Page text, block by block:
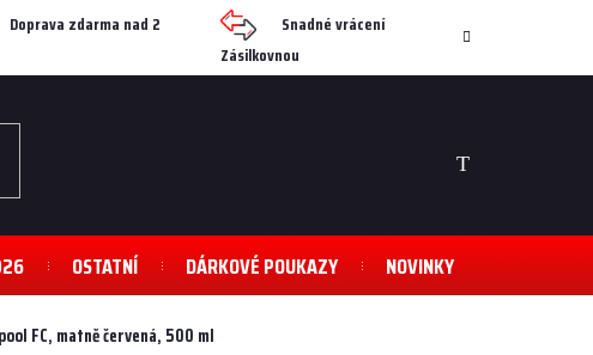
Doprava zdarma nad 2
Snadné vrácení
Zásilkovnou
NÁKUPNÍ
OSTATNÍ DÁRKOVÉ POUKAZY NOVINKY
FC, matně červená, 500 ml